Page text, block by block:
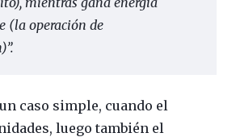
(la operación de
”.
caso simple, cuando el
luego también el